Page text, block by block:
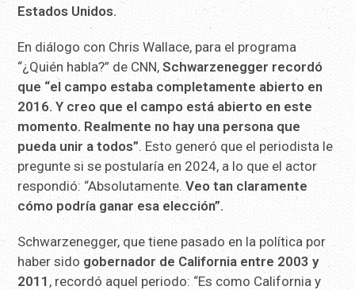
Estados Unidos.
En diálogo con Chris Wallace, para el programa
“¿Quién habla?” de CNN,Schwarzenegger recordó
que “el campo estaba completamente abierto en
2016. Y creo que el campo está abierto en este
momento. Realmente no hay una persona que
pueda unir a todos”. Esto generó que el periodista le
pregunte si se postularía en 2024, a lo que el actor
respondió: “Absolutamente.Veo tan claramente
cómo podría ganar esa elección”.
Schwarzenegger, que tiene pasado en la política por
haber sido gobernador de California entre 2003 y
2011 , recordó aquel periodo: “Es como California y